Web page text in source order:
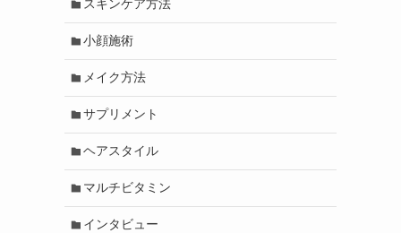
スキンケア方法
小顔施術
メイク方法
サプリメント
ヘアスタイル
マルチビタミン
インタビュー